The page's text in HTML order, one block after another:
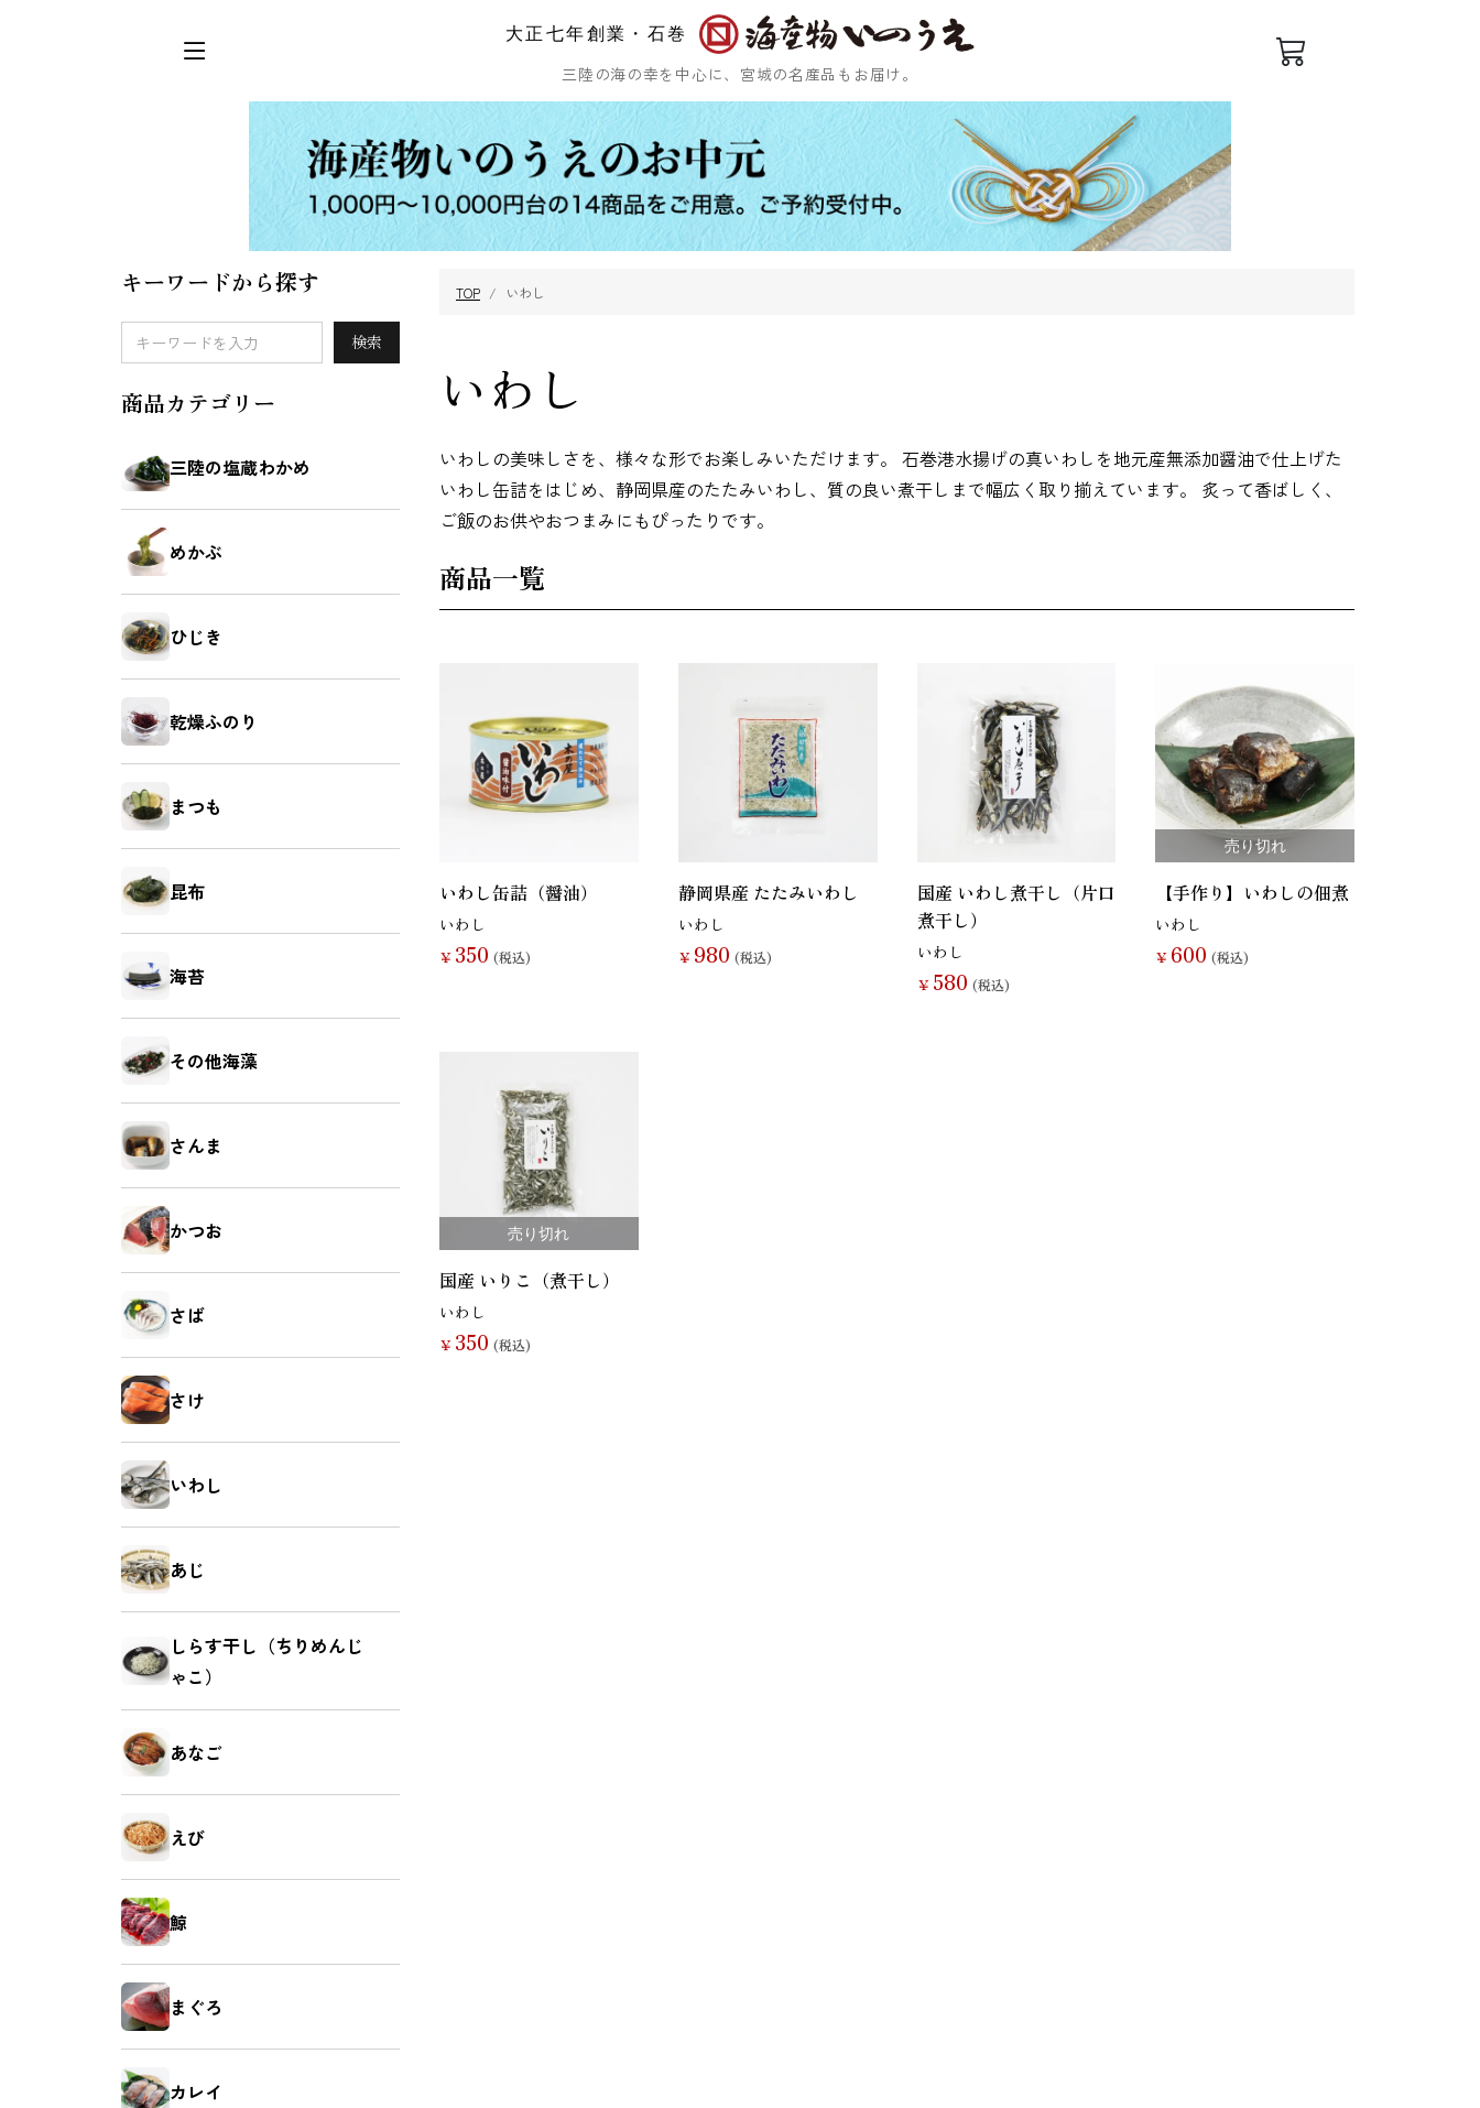
大正七年創業・石巻
三陸の海の幸を中心に、宮城の名産品もお届け。
ログイン 会員登録
三陸の塩蔵わか
その他海藻 さんま
さば
いか（塩辛） うに
牡蠣（かき） しいたけ
キーワードから探す
検索
商品カテゴリー
三陸の塩蔵わかめ
めかぶ
ひじき
乾燥ふのり
まつも
昆布
海苔
その他海藻
さんま
かつお
さば
さけ
いわし
あじ
しらす干し（ちりめんじ
ゃこ）
あなご
えび
鯨
まぐろ
カレイ
TOP いわし
いわし
いわしの美味しさを、様々な形でお楽しみいただけます。 石巻港水揚げの真いわしを地元産無添加醤油で仕上げた
いわし缶詰をはじめ、静岡県産のたたみいわし、質の良い煮干しまで幅広く取り揃えています。 炙って香ばしく、
ご飯のお供やおつまみにもぴったりです。
商品一覧
いわし缶詰（醤油）
いわし
￥ 350 (税込)
静岡県産 たたみいわし
いわし
￥ 980 (税込)
国産 いわし煮干し（片口
煮干し）
いわし
￥ 580 (税込)
売り切れ
【手作り】いわしの佃煮
いわし
￥ 600 (税込)
売り切れ
国産 いりこ（煮干し）
いわし
￥ 350 (税込)